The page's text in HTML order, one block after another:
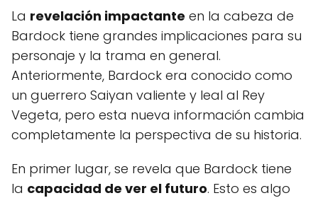
La revelación impactante en la cabeza de
Bardock tiene grandes implicaciones para su
personaje y la trama en general.
Anteriormente, Bardock era conocido como
un guerrero Saiyan valiente y leal al Rey
Vegeta, pero esta nueva información cambia
completamente la perspectiva de su historia.
En primer lugar, se revela que Bardock tiene
la capacidad de ver el futuro. Esto es algo